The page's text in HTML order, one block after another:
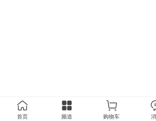
首页 频道 购物车